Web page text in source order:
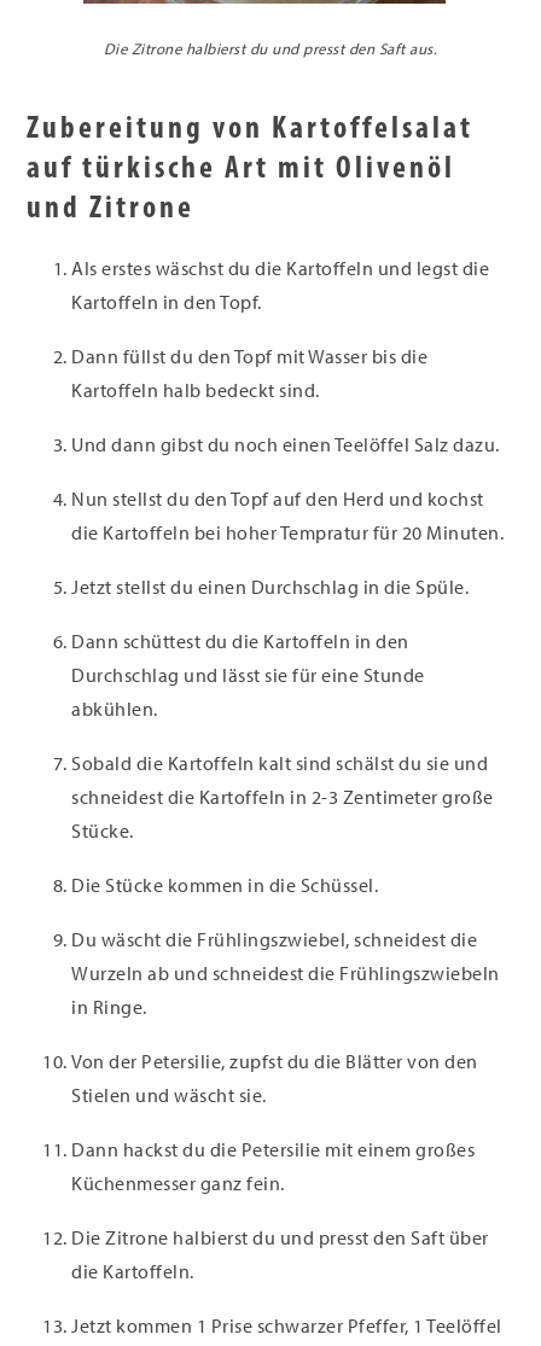
Die Zitrone halbierst du und presst den Saft aus.
Zubereitung von Kartoffelsalat
auf türkische Art mit Olivenöl
und Zitrone
Als erstes wäschst du die Kartoffeln und legst die
Kartoffeln in den Topf.
Dann füllst du den Topf mit Wasser bis die
Kartoffeln halb bedeckt sind.
Und dann gibst du noch einen Teelöffel Salz dazu.
Nun stellst du den Topf auf den Herd und kochst
die Kartoffeln bei hoher Tempratur für 20 Minuten.
Jetzt stellst du einen Durchschlag in die Spüle.
Dann schüttest du die Kartoffeln in den
Durchschlag und lässt sie für eine Stunde
abkühlen.
Sobald die Kartoffeln kalt sind schälst du sie und
schneidest die Kartoffeln in 2-3 Zentimeter große
Stücke.
Die Stücke kommen in die Schüssel.
Du wäscht die Frühlingszwiebel, schneidest die
Wurzeln ab und schneidest die Frühlingszwiebeln
in Ringe.
Von der Petersilie, zupfst du die Blätter von den
Stielen und wäscht sie.
Dann hackst du die Petersilie mit einem großes
Küchenmesser ganz fein.
Die Zitrone halbierst du und presst den Saft über
die Kartoffeln.
Jetzt kommen 1 Prise schwarzer Pfeffer, 1 Teelöffel